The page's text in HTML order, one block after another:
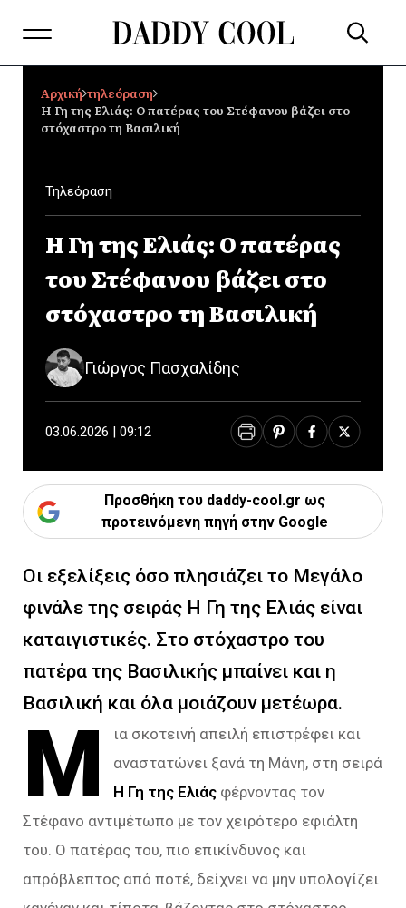
Αρχική τηλεόραση
Η Γη της Ελιάς: Ο πατέρας του Στέφανου βάζει στο
στόχαστρο τη Βασιλική
Τηλεόραση
Η Γη της Ελιάς: Ο πατέρας
του Στέφανου βάζει στο
στόχαστρο τη Βασιλική
Γιώργος Πασχαλίδης
03.06.2026 | 09:12
Προσθήκη του daddy-cool.gr ως
προτεινόμενη πηγή στην Google
Οι εξελίξεις όσο πλησιάζει το Μεγάλο
φινάλε της σειράς Η Γη της Ελιάς είναι
καταιγιστικές. Στο στόχαστρο του
πατέρα της Βασιλικής μπαίνει και η
Βασιλική και όλα μοιάζουν μετέωρα.
Μ
ια σκοτεινή απειλή επιστρέφει και
αναστατώνει ξανά τη Μάνη, στη σειρά
Η Γη της Ελιάς φέρνοντας τον
Στέφανο αντιμέτωπο με τον χειρότερο εφιάλτη
του. Ο πατέρας του, πιο επικίνδυνος και
απρόβλεπτος από ποτέ, δείχνει να μην υπολογίζει